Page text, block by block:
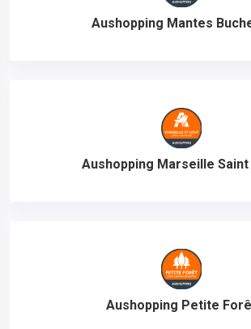
Aushopping Mantes
Aushopping Marseille Saint
Aushopping Petite